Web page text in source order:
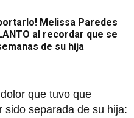
Melissa Paredes
al recordar que se
de su hija
que tuvo que
sido separada de su hija: